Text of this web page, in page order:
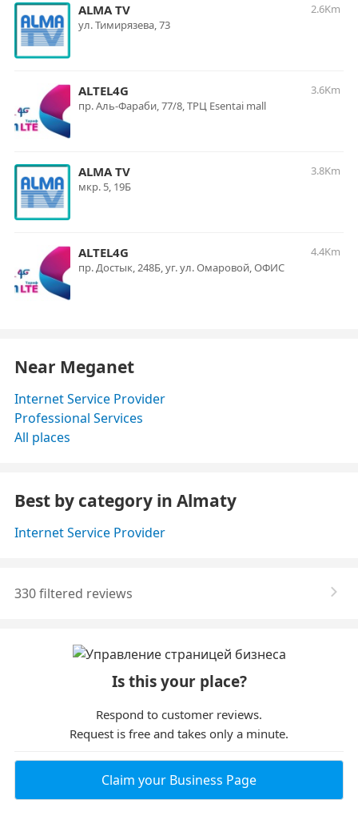
ALMA TV
2.6Km
ул. Тимирязева, 73
ALTEL4G
3.6Km
пр. Аль-Фараби, 77/8, ТРЦ Esentai mall
ALMA TV
3.8Km
мкр. 5, 19Б
ALTEL4G
4.4Km
пр. Достык, 248Б, уг. ул. Омаровой, ОФИС
Near Meganet
Internet Service Provider
Professional Services
All places
Best by category in Almaty
Internet Service Provider
330 filtered reviews
Is this your place?
Respond to customer reviews.
Request is free and takes only a minute.
Claim your Business Page